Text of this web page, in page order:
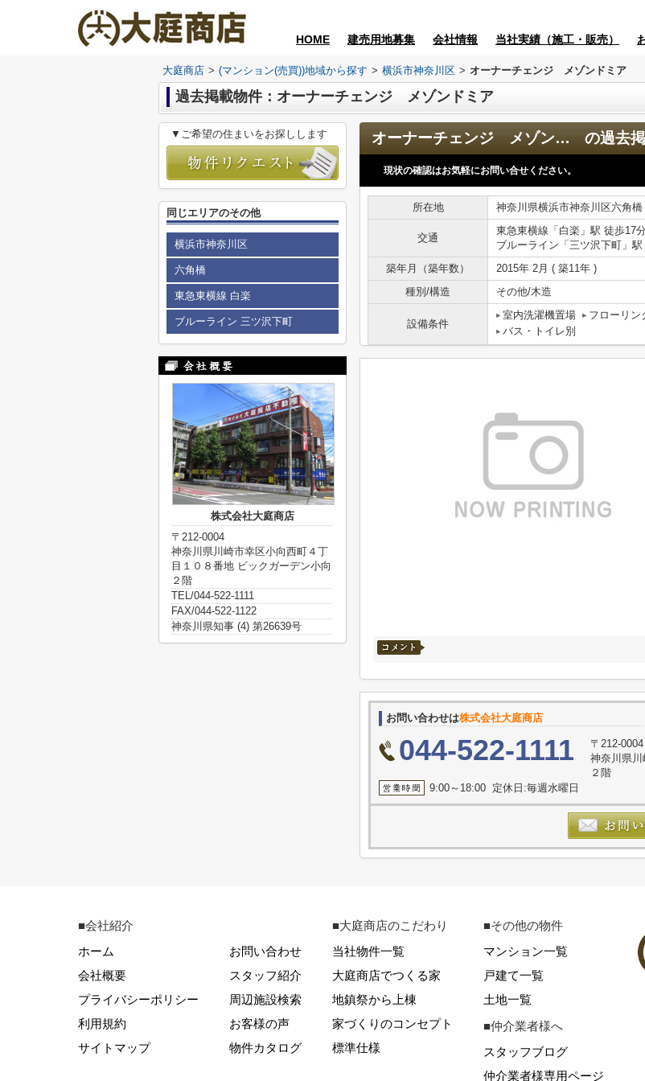
HOME 建売用地募集 会社情報 当社実績（施工・販売）
大庭商店 > (マンション(売買))地域から探す > 横浜市神奈川区 > オーナーチェンジ メゾンドミア
過去掲載物件：オーナーチェンジ メゾンドミア
オーナーチェンジ メゾンドミア の過去
現状の確認はお気軽にお問い合せください。
所在地 神奈川県横浜市神奈川区六角橋
交通
東急東横線「白楽」駅 徒歩17分
ブルーライン「三ツ沢下町」駅
築年月（築年数）
2015年 2月 ( 築11年 )
種別/構造
その他/木造
設備条件
室内洗濯機置場 フローリン
バス・トイレ別
お問い合わせは株式会社大庭商店
044-522-1111
〒212-0004
神奈川県
２階
9:00～18:00 定休日:毎週水曜日
▼ご希望の住まいをお探しします
同じエリアのその他
横浜市神奈川区
六角橋
東急東横線 白楽
ブルーライン 三ツ沢下町
株式会社大庭商店
〒212-0004
神奈川県川崎市幸区小向西町４丁
目１０８番地 ビックガーデン小向
２階
TEL/044-522-1111
FAX/044-522-1122
神奈川県知事 (4) 第26639号
■会社紹介
ホーム
会社概要
プライバシーポリシー
利用規約
サイトマップ
お問い合わせ
スタッフ紹介
周辺施設検索
お客様の声
物件カタログ
■大庭商店のこだわり
当社物件一覧
大庭商店でつくる家
地鎮祭から上棟
家づくりのコンセプト
標準仕様
■その他の物件
マンション一覧
戸建て一覧
土地一覧
■仲介業者様へ
スタッフブログ
仲介業者様専用ページ